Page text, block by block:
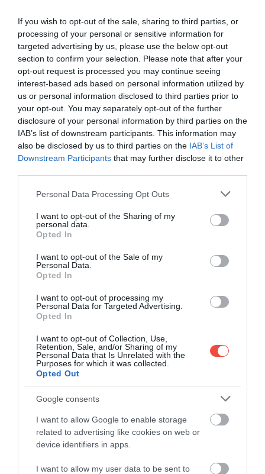
If you wish to opt-out of the sale, sharing to third parties, or
processing of your personal or sensitive information for
targeted advertising by us, please use the below opt-out
section to confirm your selection. Please note that after your
opt-out request is processed you may continue seeing
interest-based ads based on personal information utilized by
us or personal information disclosed to third parties prior to
your opt-out. You may separately opt-out of the further
disclosure of your personal information by third parties on the
IAB’s list of downstream participants. This information may
also be disclosed by us to third parties on the IAB’s List of
Downstream Participants that may further disclose it to other
Please note that this website/app uses one or more Google
not limited to your visit or usage behaviour. You may click to
grant or deny consent to Google and its third-party tags to
use your data for below specified purposes in below Google
consent section.
Personal Data Processing Opt Outs
I want to opt-out of the Sharing of my
personal data.
Opted In
I want to opt-out of the Sale of my
Personal Data.
Opted In
I want to opt-out of processing my
Personal Data for Targeted Advertising.
Opted In
I want to opt-out of Collection, Use,
Retention, Sale, and/or Sharing of my
Personal Data that Is Unrelated with the
Purposes for which it was collected.
Opted Out
Google consents
I want to allow Google to enable storage
related to advertising like cookies on web or
device identifiers in apps.
I want to allow my user data to be sent to
Nagy lehetőség: közel 100 új hegycsúcs nyílt
Nepál számára a turizmus az egyik fő gazdasági
húzóágazat, ám a látogatók nagy része továbbra is